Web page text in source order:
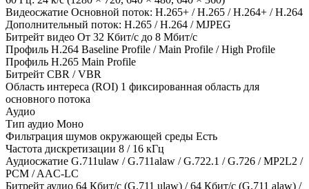
Видеосжатие Основной поток: H.265+ / H.265 / H.264+ / H.264
Дополнительный поток: H.265 / H.264 / MJPEG
Битрейт видео От 32 Кбит/с до 8 Мбит/с
Профиль H.264 Baseline Profile / Main Profile / High Profile
Профиль H.265 Main Profile
Битрейт CBR / VBR
Область интереса (ROI) 1 фиксированная область для
основного потока
Аудио
Тип аудио Моно
Фильтрация шумов окружающей среды Есть
Частота дискретизации 8 / 16 кГц
Аудиосжатие G.711ulaw / G.711alaw / G.722.1 / G.726 / MP2L2 /
PCM / AAC-LC
Битрейт аудио 64 Кбит/с (G.711 ulaw) / 64 Кбит/с (G.711 alaw) /